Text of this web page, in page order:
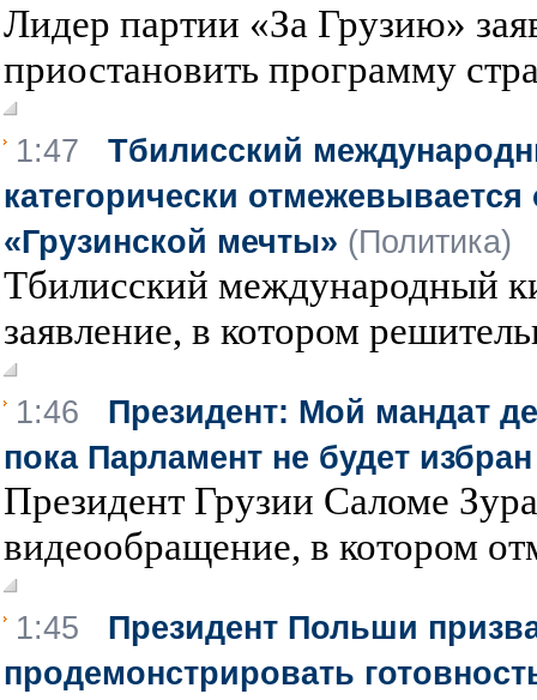
Лидер партии «За Грузию»
приостановить программу
1:47 Тбилисский
категорически
«Грузинской мечты» (Политика)
Тбилисский международный
заявление, в котором
1:46 Президент: Мой мандат
пока Парламент не будет
Президент Грузии Саломе
видеообращение, в котором
1:45 Президент Польши
продемонстрировать